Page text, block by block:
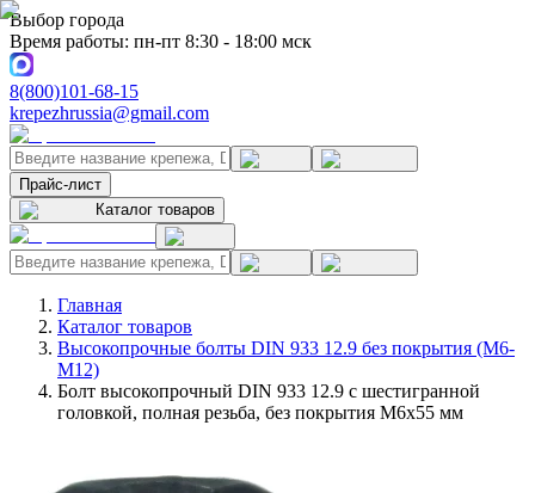
Выбор города
Время работы: пн-пт 8:30 - 18:00 мск
8(800)101-68-15
krepezhrussia@gmail.com
Прайс-лист
Каталог товаров
Главная
Каталог товаров
Высокопрочные болты DIN 933 12.9 без покрытия (M6-
M12)
Болт высокопрочный DIN 933 12.9 с шестигранной
головкой, полная резьба, без покрытия M6x55 мм